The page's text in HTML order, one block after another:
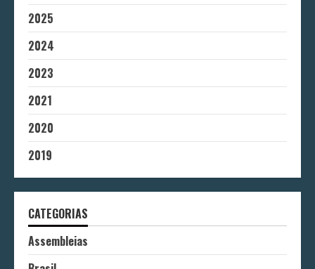
2025
2024
2023
2021
2020
2019
CATEGORIAS
Assembleias